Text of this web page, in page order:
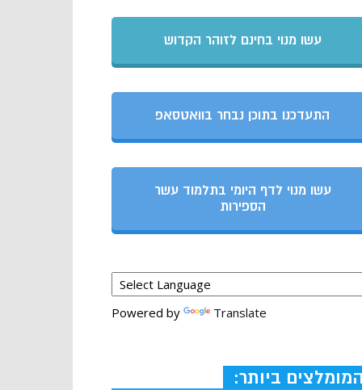
עשו מנוי בחינם לזוהר הקדוש
התעדכנו בתוכן נבחר בוואטסאפ
עשו מנוי לדף היומי בתלמוד עשר
הספירות
Powered by Translate
המומלצים ביותר: